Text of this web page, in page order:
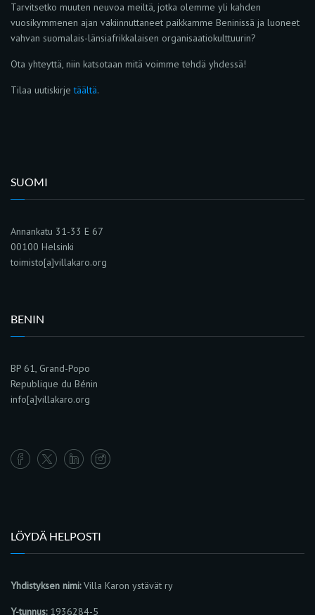
Tarvitsetko muuten neuvoa meiltä, jotka olemme yli kahden
vuosikymmenen ajan vakiinnuttaneet paikkamme Beninissä ja luoneet
vahvan suomalais-länsiafrikkalaisen organisaatiokulttuurin?
Ota yhteyttä, niin katsotaan mitä voimme tehdä yhdessä!
Tilaa uutiskirjetäältä.
SUOMI
Annankatu 31-33 E 67
00100 Helsinki
toimisto[a]villakaro.org
BENIN
BP 61, Grand-Popo
Republique du Bénin
info[a]villakaro.org
LÖYDÄ HELPOSTI
Yhdistyksen nimi:Villa Karon ystävät ry
Y-tunnus:1936284-5